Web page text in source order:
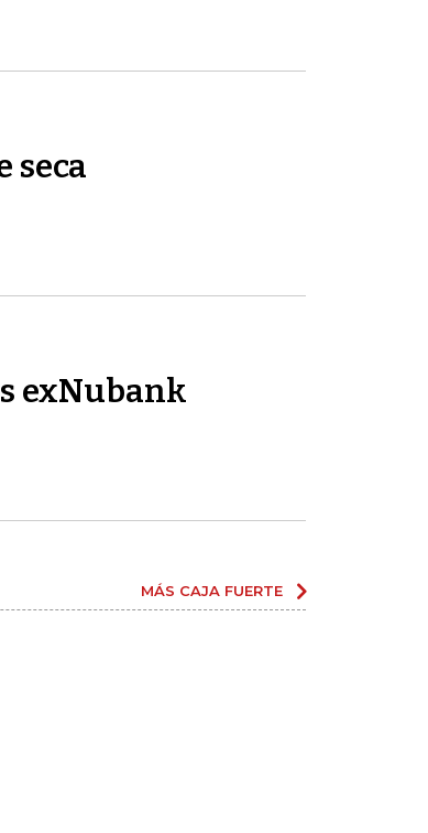
seca
exNubank
MÁS CAJA FUERTE